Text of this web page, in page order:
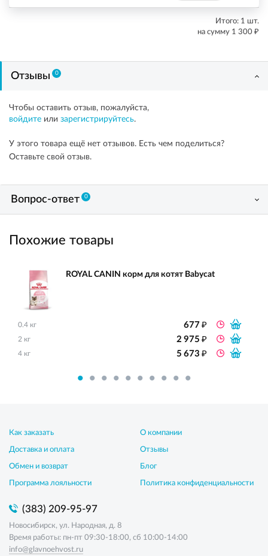
Итого: 1 шт.
на сумму 1 300 ₽
Отзывы 0
Чтобы оставить отзыв, пожалуйста,
войдите или зарегистрируйтесь.
У этого товара ещё нет отзывов. Есть чем поделиться?
Оставьте свой отзыв.
Вопрос-ответ 0
Похожие товары
ROYAL CANIN корм для котят Babycat
0.4 кг 677₽
2 кг 2 975₽
4 кг 5 673₽
Как заказать
Доставка и оплата
Обмен и возврат
Программа лояльности
О компании
Отзывы
Блог
Политика конфиденциальности
(383) 209-95-97
Новосибирск, ул. Народная, д. 8
Время работы: пн-пт 09:30-18:00, сб 10:00-14:00
info@glavnoehvost.ru